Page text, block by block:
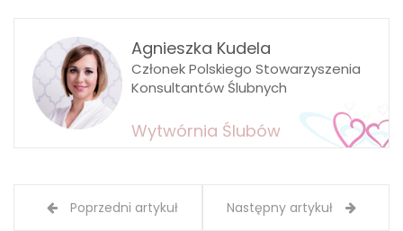
Agnieszka Kudela
Członek Polskiego Stowarzyszenia
Konsultantów Ślubnych
Wytwórnia Ślubów
Poprzedni artykuł Następny artykuł